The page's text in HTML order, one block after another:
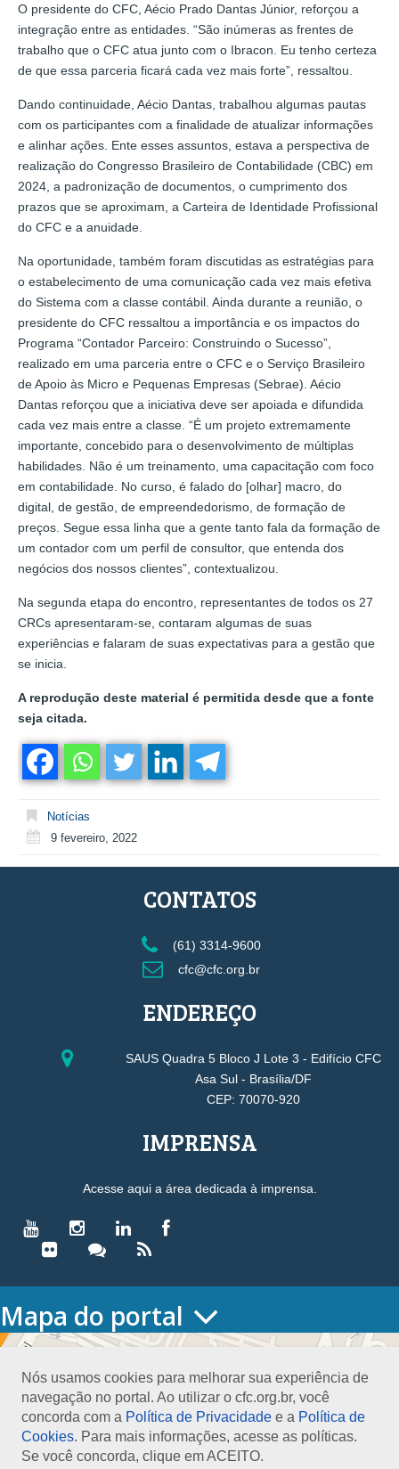
O presidente do CFC, Aécio Prado Dantas Júnior, reforçou a
integração entre as entidades. “São inúmeras as frentes de
trabalho que o CFC atua junto com o Ibracon. Eu tenho certeza
de que essa parceria ficará cada vez mais forte”, ressaltou.
Dando continuidade, Aécio Dantas, trabalhou algumas pautas
com os participantes com a finalidade de atualizar informações
e alinhar ações. Ente esses assuntos, estava a perspectiva de
realização do Congresso Brasileiro de Contabilidade (CBC) em
2024, a padronização de documentos, o cumprimento dos
prazos que se aproximam, a Carteira de Identidade Profissional
do CFC e a anuidade.
Na oportunidade, também foram discutidas as estratégias para
o estabelecimento de uma comunicação cada vez mais efetiva
do Sistema com a classe contábil. Ainda durante a reunião, o
presidente do CFC ressaltou a importância e os impactos do
Programa “Contador Parceiro: Construindo o Sucesso”,
realizado em uma parceria entre o CFC e o Serviço Brasileiro
de Apoio às Micro e Pequenas Empresas (Sebrae). Aécio
Dantas reforçou que a iniciativa deve ser apoiada e difundida
cada vez mais entre a classe. “É um projeto extremamente
importante, concebido para o desenvolvimento de múltiplas
habilidades. Não é um treinamento, uma capacitação com foco
em contabilidade. No curso, é falado do [olhar] macro, do
digital, de gestão, de empreendedorismo, de formação de
preços. Segue essa linha que a gente tanto fala da formação de
um contador com um perfil de consultor, que entenda dos
negócios dos nossos clientes”, contextualizou.
Na segunda etapa do encontro, representantes de todos os 27
CRCs apresentaram-se, contaram algumas de suas
experiências e falaram de suas expectativas para a gestão que
se inicia.
A reprodução deste material é permitida desde que a fonte
seja citada.
Notícias
9 fevereiro, 2022
Nós usamos cookies para melhorar sua experiência de
navegação no portal. Ao utilizar o cfc.org.br, você
concorda com a Política de Privacidade e a Política de
Cookies. Para mais informações, acesse as políticas.
Se você concorda, clique em ACEITO.
CONTATOS
(61) 3314-9600
cfc@cfc.org.br
ENDEREÇO
SAUS Quadra 5 Bloco J Lote 3 - Edifício CFC
Asa Sul - Brasília/DF
CEP: 70070-920
IMPRENSA
Acesse aqui a área dedicada à imprensa.
Mapa do portal
HOME
Conselho Diretor
Nossa Sede
Planejamento
Organograma
Medalha João Lyra